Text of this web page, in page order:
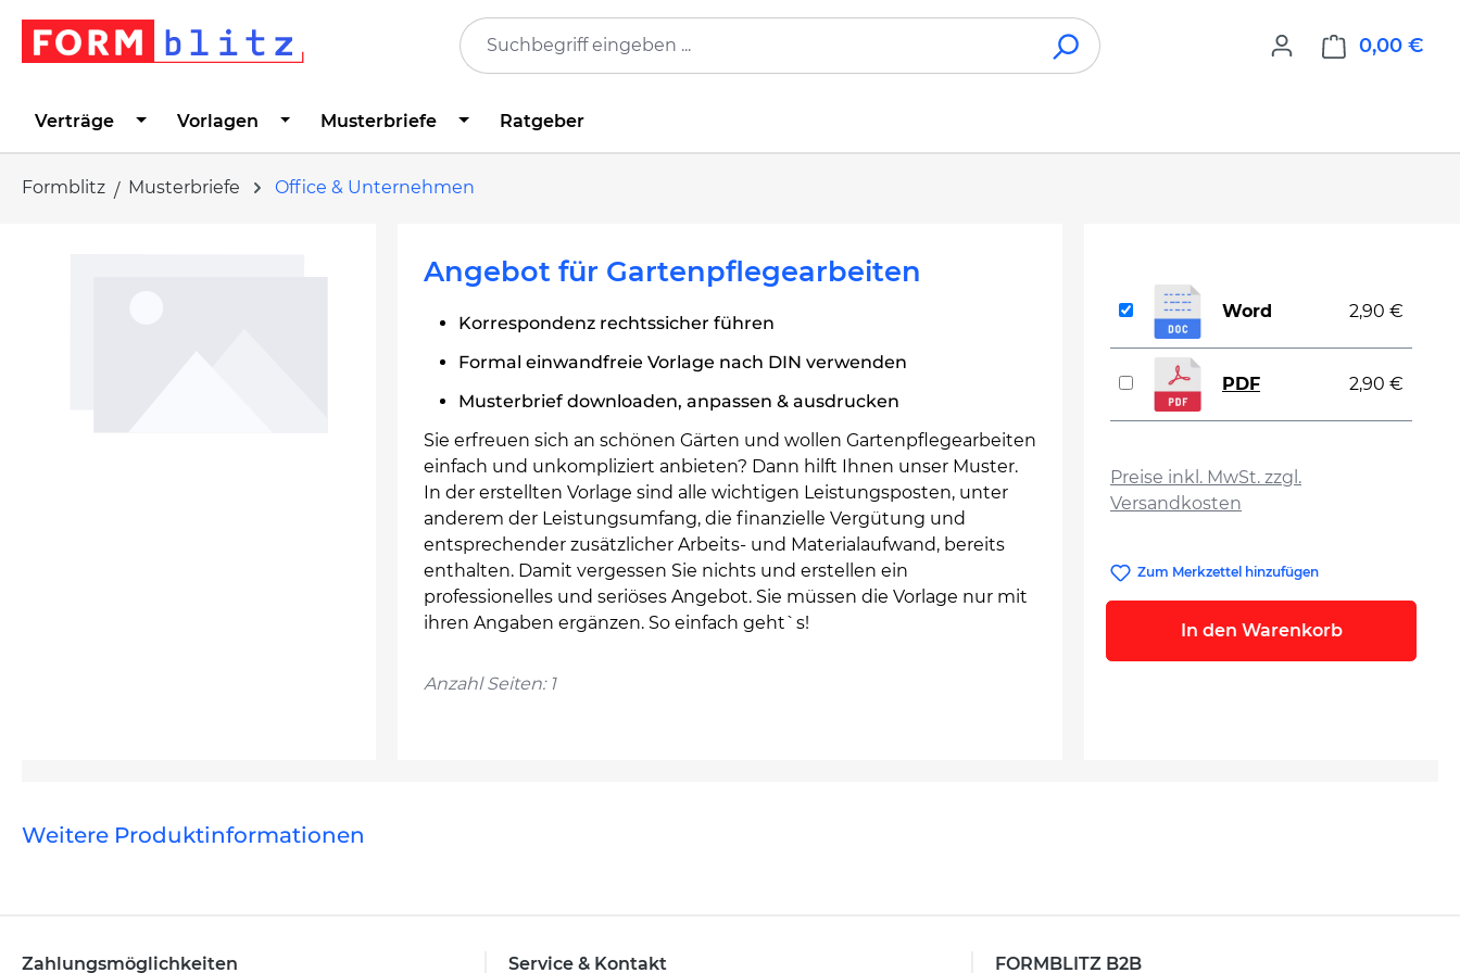
Zur Hauptnavigation springen
0,00 €
Verträge Vorlagen Musterbriefe Ratgeber
Formblitz Musterbriefe Office & Unternehmen
Angebot für Gartenpflegearbeiten
Korrespondenz rechtssicher führen
Formal einwandfreie Vorlage nach DIN verwenden
Musterbrief downloaden, anpassen & ausdrucken
Sie erfreuen sich an schönen Gärten und wollen Gartenpflegearbeiten
einfach und unkompliziert anbieten? Dann hilft Ihnen unser Muster.
In der erstellten Vorlage sind alle wichtigen Leistungsposten, unter
anderem der Leistungsumfang, die finanzielle Vergütung und
entsprechender zusätzlicher Arbeits- und Materialaufwand, bereits
enthalten. Damit vergessen Sie nichts und erstellen ein
professionelles und seriöses Angebot. Sie müssen die Vorlage nur mit
ihren Angaben ergänzen. So einfach geht`s!
Anzahl Seiten: 1
Preise inkl. MwSt. zzgl.
Versandkosten
Word 2,90 €
PDF 2,90 €
Zum Merkzettel hinzufügen
In den Warenkorb
Weitere Produktinformationen
Zahlungsmöglichkeiten Service & Kontakt FORMBLITZ B2B